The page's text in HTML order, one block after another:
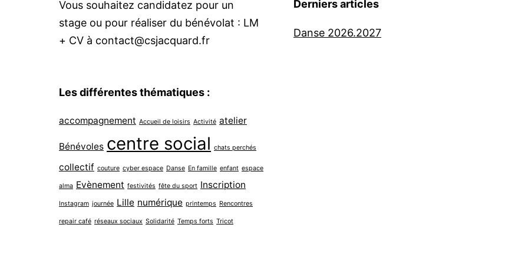
Vous souhaitez candidatez pour un
stage ou pour réaliser du bénévolat : LM
+ CV à contact@csjacquard.fr
Derniers articles
Danse 2026.2027
Les différentes thématiques :
accompagnement Accueil de loisirs Activité atelier
Bénévoles centre social chats perchés
collectif couture cyber espace Danse En famille enfant espace
alma Evènement festivités fête du sport Inscription
Instagram journée Lille numérique printemps Rencontres
repair café réseaux sociaux Solidarité Temps forts Tricot